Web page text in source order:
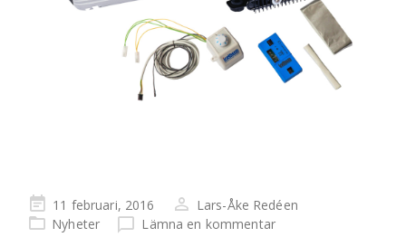
Publicerad
på
11 februari, 2016
Lars-Åke Redéen
Nyheter
Lämna en kommentar